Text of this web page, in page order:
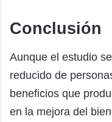
Conclusión
Aunque el estudio
reducido de
beneficios que
en la mejora del